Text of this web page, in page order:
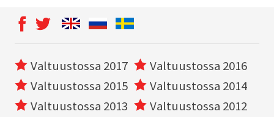
Valtuustossa 2017
Valtuustossa 2016
Valtuustossa 2015
Valtuustossa 2014
Valtuustossa 2013
Valtuustossa 2012